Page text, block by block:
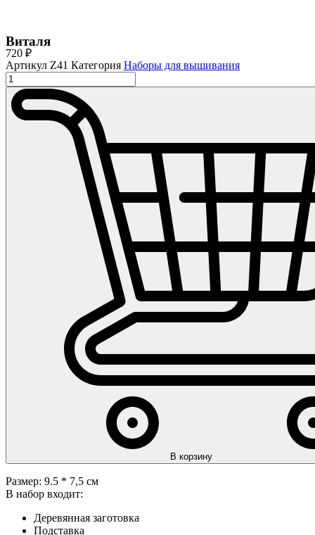
Виталя
720 ₽
Артикул Z41 Категория Наборы для вышивания
Количество
товара
Виталя
В корзину
Размер: 9.5 * 7,5 см
В набор входит:
Деревянная заготовка
Подставка